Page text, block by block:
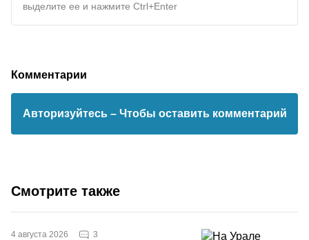
выделите ее и нажмите Ctrl+Enter
Комментарии
Авторизуйтесь – Чтобы оставить комментарий
Смотрите также
4 августа 2026 3